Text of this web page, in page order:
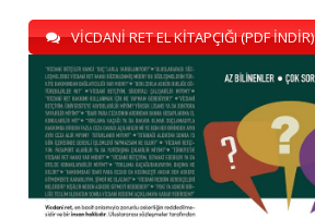
VİCDANİ RET EL KİTAPÇIĞI (PDF İNDİR)